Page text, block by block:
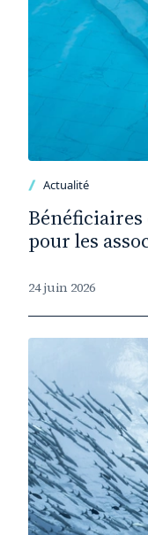
Actualité
pour les
24 juin 2026